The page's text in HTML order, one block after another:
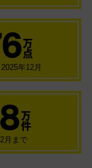
万
点
年12月
万
件
月まで